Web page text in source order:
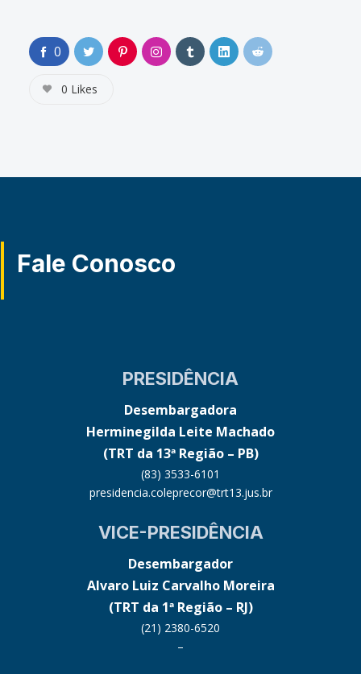
0
0 Likes
Fale Conosco
PRESIDÊNCIA
Desembargadora
Herminegilda Leite Machado
(TRT da 13ª Região – PB)
(83) 3533-6101
presidencia.coleprecor@trt13.jus.br
VICE-PRESIDÊNCIA
Desembargador
Alvaro Luiz Carvalho Moreira
(TRT da 1ª Região – RJ)
(21) 2380-6520
–